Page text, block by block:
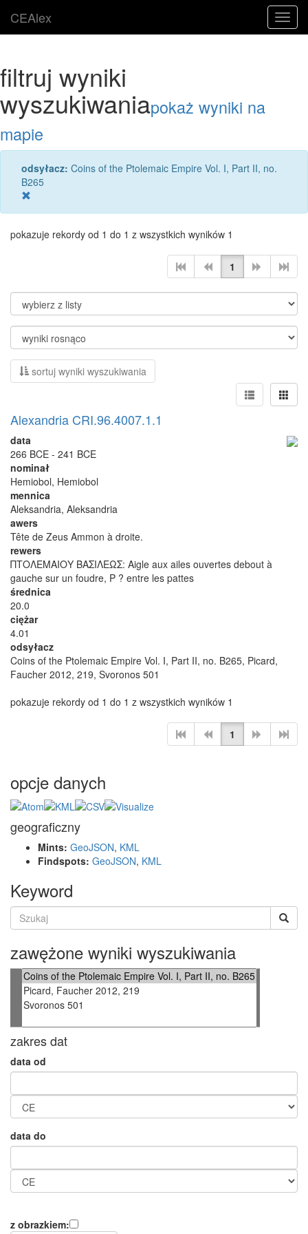
CEAlex
filtruj wyniki
wyszukiwaniapokaż wyniki na
mapie
odsyłacz: Coins of the Ptolemaic Empire Vol. I, Part II, no.
B265
pokazuje rekordy od 1 do 1 z wszystkich wyników 1
1
sortuj wyniki wyszukiwania
Alexandria CRI.96.4007.1.1
data
266 BCE - 241 BCE
nominał
Hemiobol, Hemiobol
mennica
Aleksandria, Aleksandria
awers
Tête de Zeus Ammon à droite.
rewers
ΠΤΟΛΕΜΑΙΟΥ ΒΑΣΙΛΕΩΣ: Aigle aux ailes ouvertes debout à
gauche sur un foudre, P ? entre les pattes
średnica
20.0
ciężar
4.01
odsyłacz
Coins of the Ptolemaic Empire Vol. I, Part II, no. B265, Picard,
Faucher 2012, 219, Svoronos 501
pokazuje rekordy od 1 do 1 z wszystkich wyników 1
1
opcje danych
geograficzny
Mints: GeoJSON, KML
Findspots: GeoJSON, KML
Keyword
zawężone wyniki wyszukiwania
zakres dat
data od
data do
z obrazkiem: